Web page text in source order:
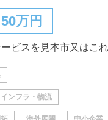
50万円
ンフラ・物流